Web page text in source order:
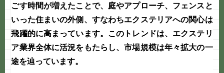
ごす時間が増えたことで、庭やアプローチ、フェンスと
いった住まいの外側、すなわちエクステリアへの関心は
飛躍的に高まっています。このトレンドは、エクステリ
ア業界全体に活況をもたらし、市場規模は年々拡大の一
途を辿っています。